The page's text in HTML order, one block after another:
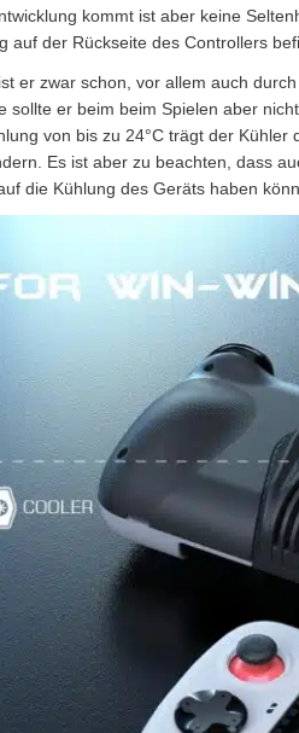
kommt ist aber keine
auf der Rückseite des Controllers
er zwar schon, vor allem auch
sollte er beim beim Spielen aber
von bis zu 24°C trägt der
Es ist aber zu beachten, dass
die Kühlung des Geräts haben